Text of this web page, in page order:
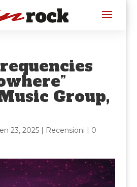
Group,
23, 2025| Recensioni | 0